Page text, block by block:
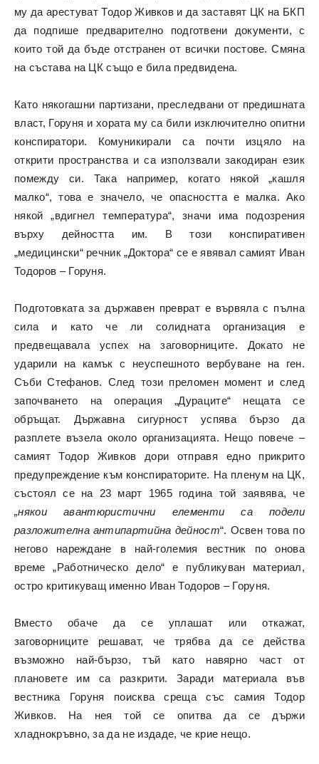
му да арестуват Тодор Живков и да заставят ЦК на БКП
да подпише предварително подготвени документи, с
които той да бъде отстранен от всички постове. Смяна
на състава на ЦК също е била предвидена.
Като някогашни партизани, преследвани от предишната
власт, Горуня и хората му са били изключително опитни
конспиратори. Комуникирали са почти изцяло на
открити пространства и са използвали закодиран език
помежду си. Така например, когато някой „кашля
малко“, това е значело, че опасността е малка. Ако
някой „вдигнел температура“, значи има подозрения
върху дейността им. В този конспиративен
„медицински“ речник „Доктора“ се е явявал самият Иван
Тодоров – Горуня.
Подготовката за държавен преврат е вървяла с пълна
сила и като че ли солидната организация е
предвещавала успех на заговорниците. Докато не
ударили на камък с неуспешното вербуване на ген.
Съби Стефанов. След този преломен момент и след
започването на операция „Дураците“ нещата се
обръщат. Държавна сигурност успява бързо да
разплете възела около организацията. Нещо повече –
самият Тодор Живков дори отправя едно прикрито
предупреждение към конспираторите. На пленум на ЦК,
състоял се на 23 март 1965 година той заявява, че
„някои авантюристични елементи са подели
разложителна антипартийна дейност“. Освен това по
негово нареждане в най-големия вестник по онова
време „Работническо дело“ е публикуван материал,
остро критикуващ именно Иван Тодоров – Горуня.
Вместо обаче да се уплашат или откажат,
заговорниците решават, че трябва да се действа
възможно най-бързо, тъй като навярно част от
плановете им са разкрити. Заради материала във
вестника Горуня поисква среща със самия Тодор
Живков. На нея той се опитва да се държи
хладнокръвно, за да не издаде, че крие нещо.